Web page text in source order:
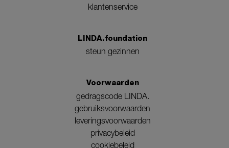
klantenservice
LINDA.foundation
steun gezinnen
Voorwaarden
gedragscode LINDA.
gebruiksvoorwaarden
leveringsvoorwaarden
privacybeleid
cookiebeleid